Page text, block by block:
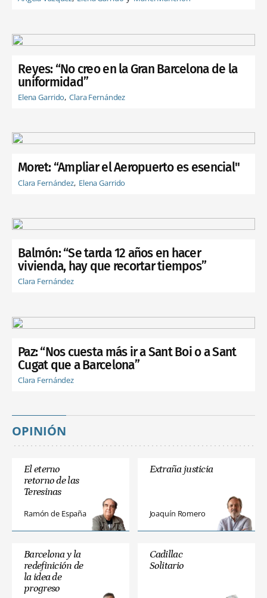
Reyes: “No creo en la Gran Barcelona de la
uniformidad”
Elena Garrido Clara Fernández
Moret: “Ampliar el Aeropuerto es esencial"
Clara Fernández Elena Garrido
Balmón: “Se tarda 12 años en hacer
vivienda, hay que recortar tiempos”
Clara Fernández
Paz: “Nos cuesta más ir a Sant Boi o a Sant
Cugat que a Barcelona”
Clara Fernández
OPINIÓN
El eterno
retorno de las
Teresinas
Ramón de España
Extraña justicia
Joaquín Romero
Barcelona y la
redefinición de
la idea de
progreso
Cadillac
Solitario